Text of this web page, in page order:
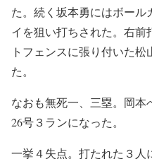
た。続く坂本勇にはボー
イを狙い打ちされた。右前
トフェンスに張り付いた
た。
なおも無死一、三塁。岡
26号３ランになった。
一挙４失点。打たれた３人